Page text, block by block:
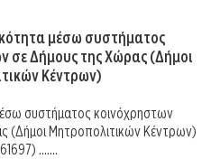
μέσω συστήματος
σε Δήμους της Χώρας (Δήμοι
Κέντρων)
συστήματος κοινόχρηστων
(Δήμοι Μητροπολιτικών Κέντρων)
.......